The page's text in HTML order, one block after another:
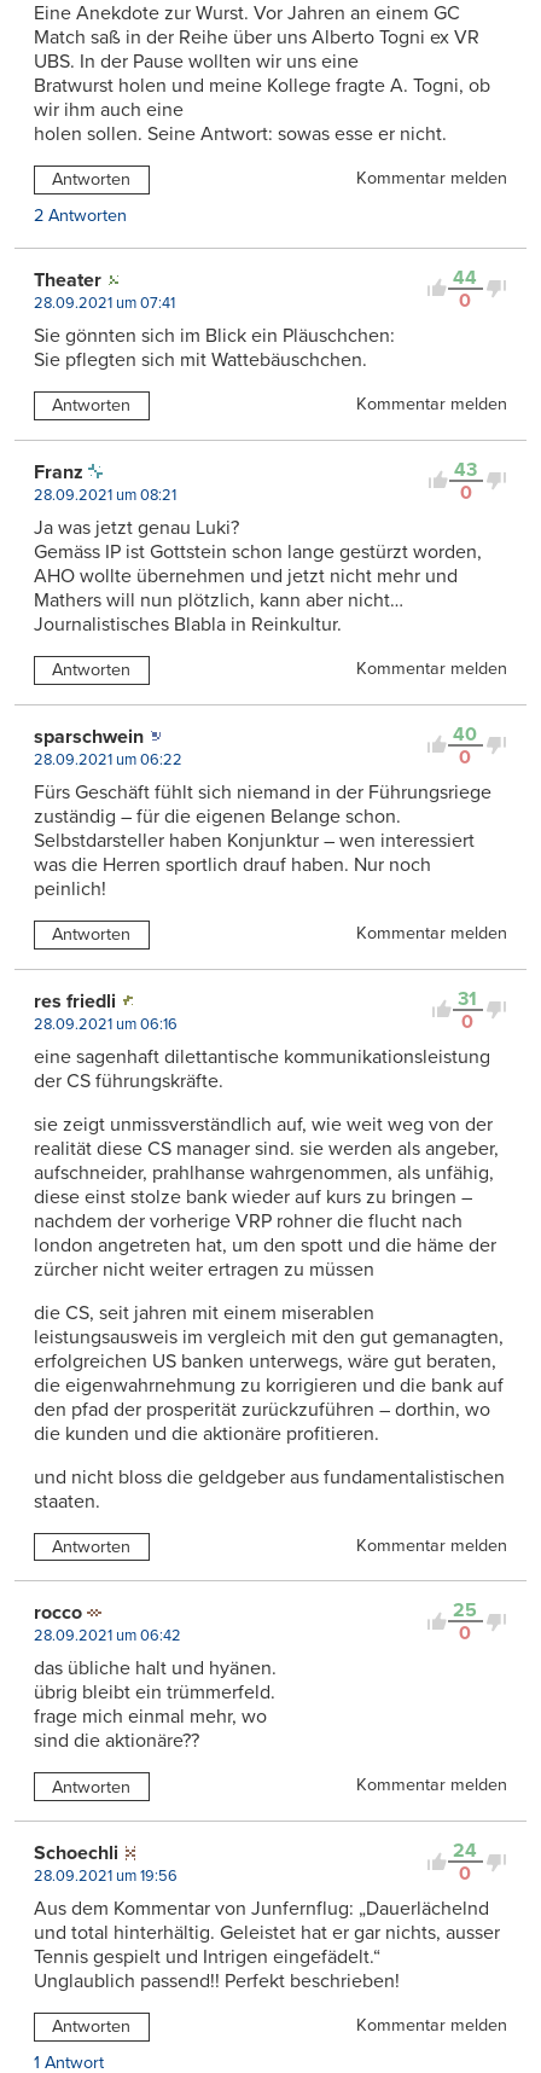
Eine Anekdote zur Wurst. Vor Jahren an einem GC
Match saß in der Reihe über uns Alberto Togni ex VR
UBS. In der Pause wollten wir uns eine
Bratwurst holen und meine Kollege fragte A. Togni, ob
wir ihm auch eine
holen sollen. Seine Antwort: sowas esse er nicht.
Antworten
Kommentar melden
2 Antworten
44
0
Theater
28.09.2021 um 07:41
Sie gönnten sich im Blick ein Pläuschchen:
Sie pflegten sich mit Wattebäuschchen.
Antworten Kommentar melden
43
0
Franz
28.09.2021 um 08:21
Ja was jetzt genau Luki?
Gemäss IP ist Gottstein schon lange gestürzt worden,
AHO wollte übernehmen und jetzt nicht mehr und
Mathers will nun plötzlich, kann aber nicht…
Journalistisches Blabla in Reinkultur.
Antworten Kommentar melden
40
0
sparschwein
28.09.2021 um 06:22
Fürs Geschäft fühlt sich niemand in der Führungsriege
zuständig – für die eigenen Belange schon.
Selbstdarsteller haben Konjunktur – wen interessiert
was die Herren sportlich drauf haben. Nur noch
peinlich!
Antworten Kommentar melden
31
0
res friedli
28.09.2021 um 06:16
eine sagenhaft dilettantische kommunikationsleistung
der CS führungskräfte.
sie zeigt unmissverständlich auf, wie weit weg von der
realität diese CS manager sind. sie werden als angeber,
aufschneider, prahlhanse wahrgenommen, als unfähig,
diese einst stolze bank wieder auf kurs zu bringen –
nachdem der vorherige VRP rohner die flucht nach
london angetreten hat, um den spott und die häme der
zürcher nicht weiter ertragen zu müssen
die CS, seit jahren mit einem miserablen
leistungsausweis im vergleich mit den gut gemanagten,
erfolgreichen US banken unterwegs, wäre gut beraten,
die eigenwahrnehmung zu korrigieren und die bank auf
den pfad der prosperität zurückzuführen – dorthin, wo
die kunden und die aktionäre profitieren.
und nicht bloss die geldgeber aus fundamentalistischen
staaten.
Antworten Kommentar melden
25
0
rocco
28.09.2021 um 06:42
das übliche halt und hyänen.
übrig bleibt ein trümmerfeld.
frage mich einmal mehr, wo
sind die aktionäre??
Antworten Kommentar melden
24
0
Schoechli
28.09.2021 um 19:56
Aus dem Kommentar von Junfernflug: „Dauerlächelnd
und total hinterhältig. Geleistet hat er gar nichts, ausser
Tennis gespielt und Intrigen eingefädelt.“
Unglaublich passend!! Perfekt beschrieben!
Antworten
Kommentar melden
1 Antwort